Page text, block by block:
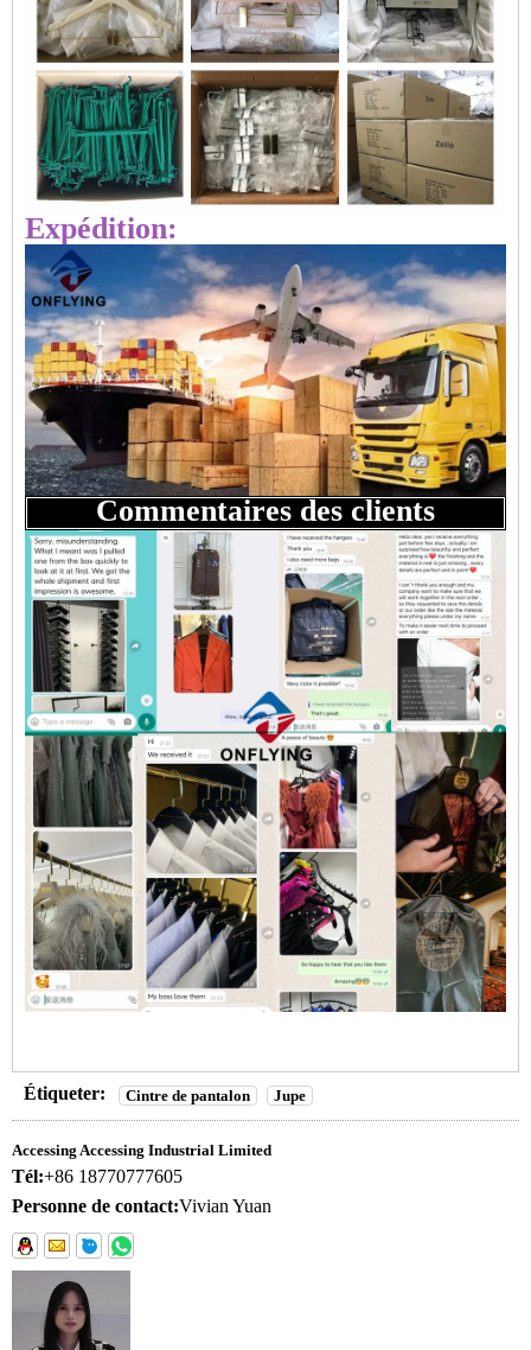
Expédition:
Commentaires des clients
Étiqueter: Cintre de pantalon Jupe
Accessing Accessing Industrial Limited
Tél:+86 18770777605
Personne de contact:Vivian Yuan